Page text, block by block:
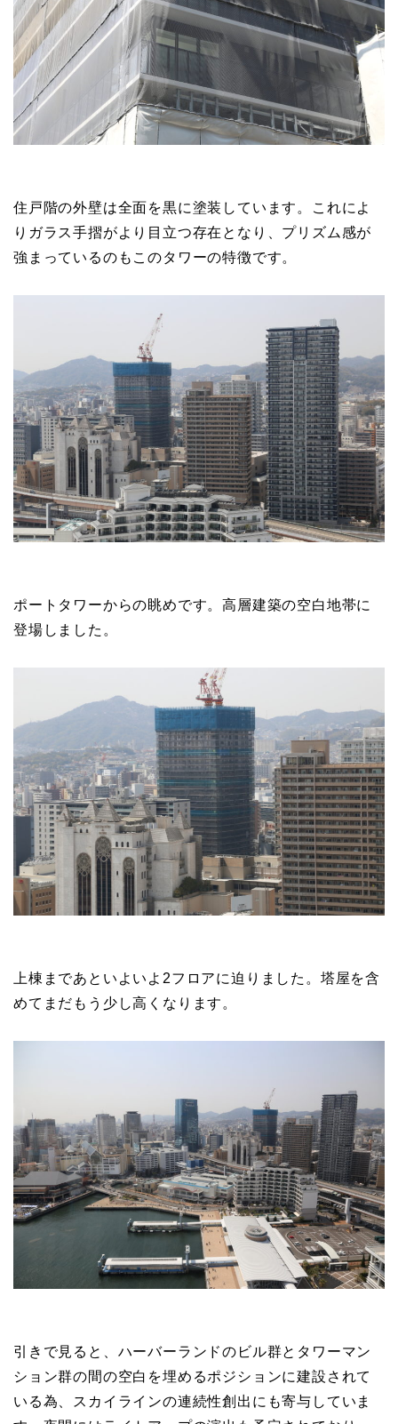
住戸階の外壁は全面を黒に塗装しています。これによ
りガラス手摺がより目立つ存在となり、プリズム感が
強まっているのもこのタワーの特徴です。
ポートタワーからの眺めです。高層建築の空白地帯に
登場しました。
上棟まであといよいよ2フロアに迫りました。塔屋を含
めてまだもう少し高くなります。
引きで見ると、ハーバーランドのビル群とタワーマン
ション群の間の空白を埋めるポジションに建設されて
いる為、スカイラインの連続性創出にも寄与していま